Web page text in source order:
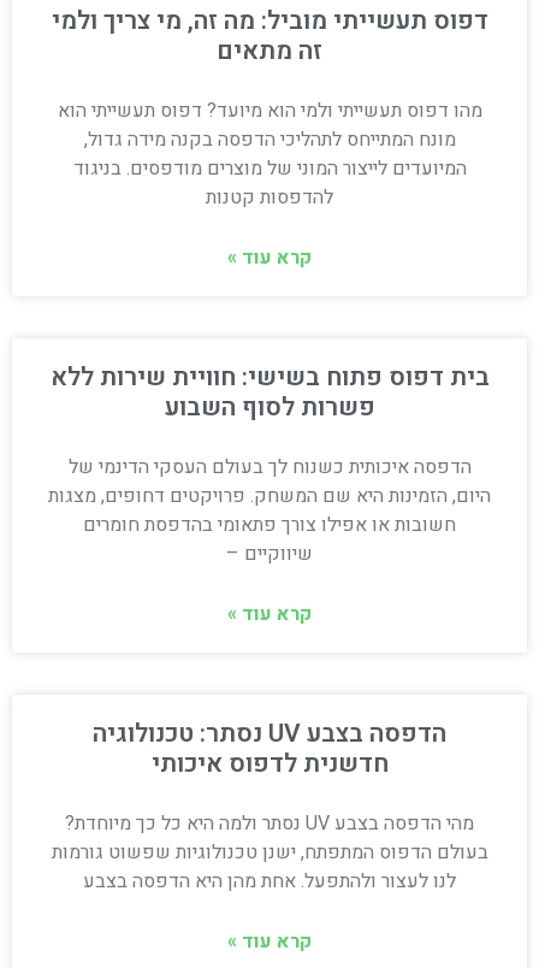
דפוס תעשייתי מוביל: מה זה, מי צריך ולמי
זה מתאים
מהו דפוס תעשייתי ולמי הוא מיועד? דפוס תעשייתי הוא
מונח המתייחס לתהליכי הדפסה בקנה מידה גדול,
המיועדים לייצור המוני של מוצרים מודפסים. בניגוד
להדפסות קטנות
קרא עוד »
בית דפוס פתוח בשישי: חוויית שירות ללא
פשרות לסוף השבוע
הדפסה איכותית כשנוח לך בעולם העסקי הדינמי של
היום, הזמינות היא שם המשחק. פרויקטים דחופים, מצגות
חשובות או אפילו צורך פתאומי בהדפסת חומרים
שיווקיים –
קרא עוד »
הדפסה בצבע UV נסתר: טכנולוגיה
חדשנית לדפוס איכותי
מהי הדפסה בצבע UV נסתר ולמה היא כל כך מיוחדת?
בעולם הדפוס המתפתח, ישנן טכנולוגיות שפשוט גורמות
לנו לעצור ולהתפעל. אחת מהן היא הדפסה בצבע
קרא עוד »